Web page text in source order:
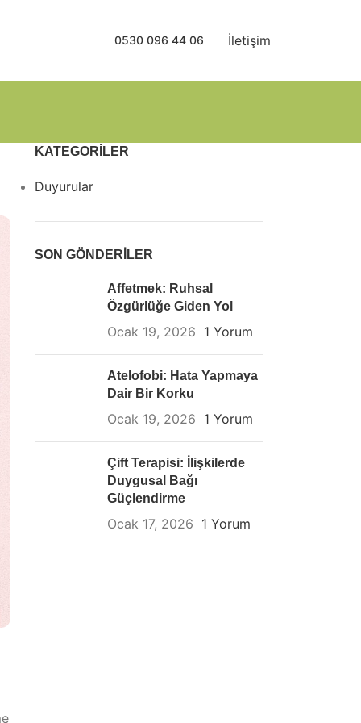
0530 096 44 06 İletişim
KATEGORILER
Duyurular
SON GÖNDERILER
Affetmek: Ruhsal
Özgürlüğe Giden Yol
Ocak 19, 2026 1 Yorum
Atelofobi: Hata Yapmaya
Dair Bir Korku
Ocak 19, 2026 1 Yorum
Çift Terapisi: İlişkilerde
Duygusal Bağı
Güçlendirme
Ocak 17, 2026 1 Yorum